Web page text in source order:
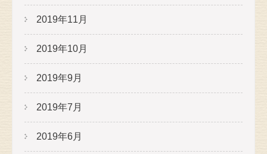
2019年11月
2019年10月
2019年9月
2019年7月
2019年6月